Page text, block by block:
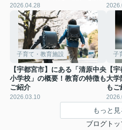
2026.04.28
子育て・教育施設
【宇都宮市】にある「清原中央
小学校」の概要！教育の特徴も
ご紹介
2026.03.10
子
【
大学
もご
もっと見
ブログト